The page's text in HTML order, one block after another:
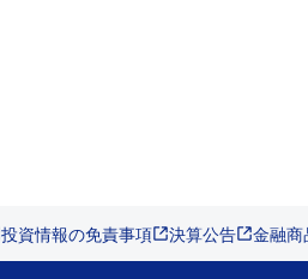
投資情報の免責事項 決算公告 金融